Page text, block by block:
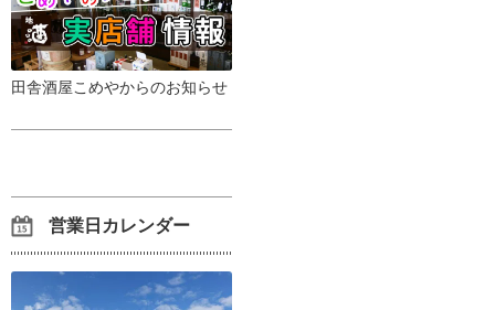
田舎酒屋こめやからのお知らせ
営業日カレンダー